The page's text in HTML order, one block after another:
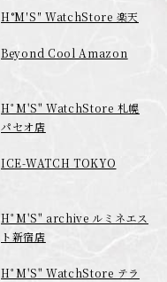
H°M′S″ WatchStore 楽天
Beyond Cool Amazon
HﾟM'S" WatchStore 札幌
パセオ店
ICE-WATCH TOKYO
HﾟM'S" archive ルミネエス
ト新宿店
HﾟM'S" WatchStore テラ